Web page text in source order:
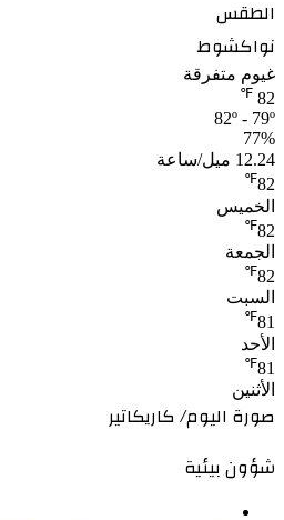
الطقس
نواكشوط
غيوم متفرقة
82
℉
82º - 79º
77%
12.24 ميل/ساعة
82
℉
الخميس
82
℉
الجمعة
82
℉
السبت
81
℉
الأحد
81
℉
الأثنين
صورة اليوم/ كاريكاتير
شؤون بيئية